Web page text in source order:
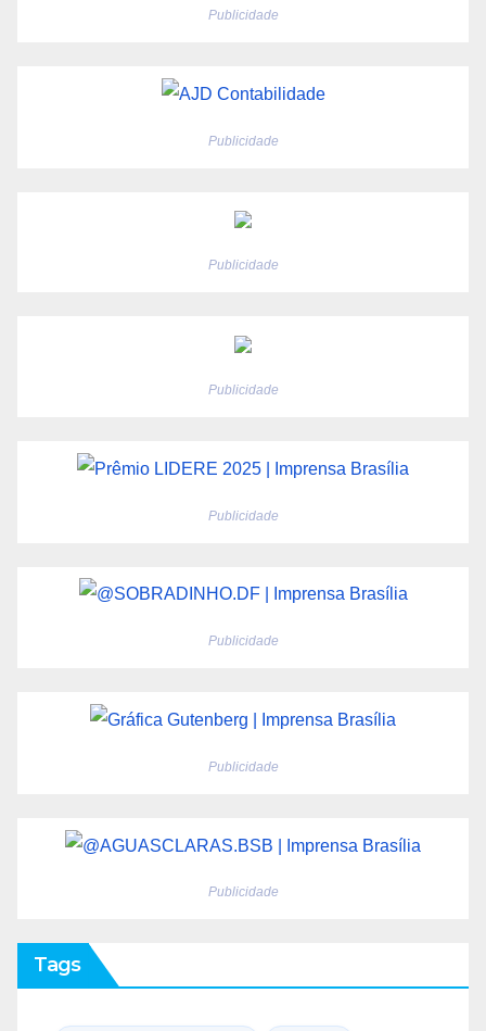
Publicidade
Publicidade
Publicidade
Publicidade
Publicidade
Publicidade
Publicidade
Publicidade
Tags